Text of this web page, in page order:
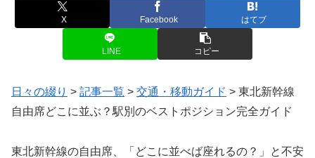
X Facebook はてブ
LINE コピー
日々の綴り > 記事一覧 > 交通・移動ガイド > 東北新幹線
自由席どこに並ぶ？駅別のベストポジション完全ガイド
東北新幹線の自由席、「どこに並べば座れるの？」と不安